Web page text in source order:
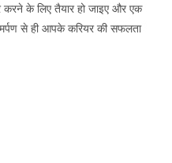
करने के लिए तैयार हो जाइए और एक
से ही आपके करियर की सफलता